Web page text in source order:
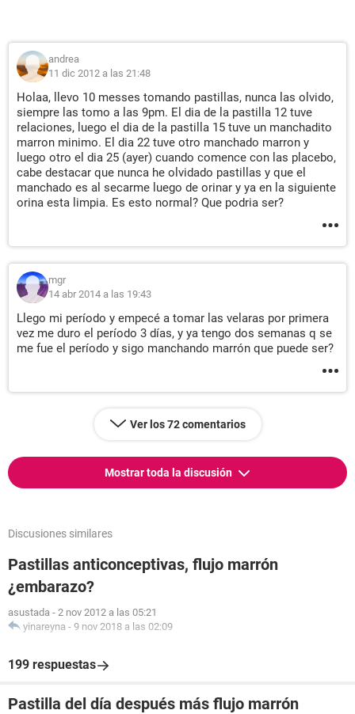
andrea
11 dic 2012 a las 21:48
Holaa, llevo 10 messes tomando pastillas, nunca las olvido,
siempre las tomo a las 9pm. El dia de la pastilla 12 tuve
relaciones, luego el dia de la pastilla 15 tuve un manchadito
marron minimo. El dia 22 tuve otro manchado marron y
luego otro el dia 25 (ayer) cuando comence con las placebo,
cabe destacar que nunca he olvidado pastillas y que el
manchado es al secarme luego de orinar y ya en la siguiente
orina esta limpia. Es esto normal? Que podria ser?
mgr
14 abr 2014 a las 19:43
Llego mi período y empecé a tomar las velaras por primera
vez me duro el período 3 días, y ya tengo dos semanas q se
me fue el período y sigo manchando marrón que puede ser?
Ver los 72 comentarios
Mostrar toda la discusión
Discusiones similares
Pastillas anticonceptivas, flujo marrón
¿embarazo?
asustada - 2 nov 2012 a las 05:21
yinareyna - 9 nov 2018 a las 02:09
199 respuestas
Pastilla del día después más flujo marrón